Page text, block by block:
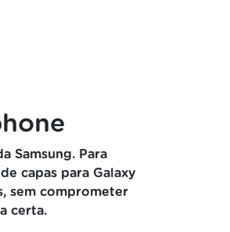
Samsung. Para
capas para Galaxy
sem comprometer
certa.